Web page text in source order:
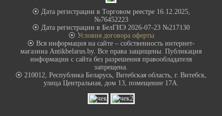
⦿ Дата регистрации в Торговом реестре 16.12.2025,
№76452223
⦿ Дата регистрации в БелГИЭ 2026-07-23 №217130
⦿ Условия договора оферты
⦿ Вся информация на сайте – собственность интернет-
магазина Antikbelarus.by. Все права защищены. Публикация
информации с сайта без разрешения правообладателя
запрещена.
⦿ 210012, Республика Беларусь, Витебская область, г. Витебск,
улица Центральная, дом 13, помещение 17А.